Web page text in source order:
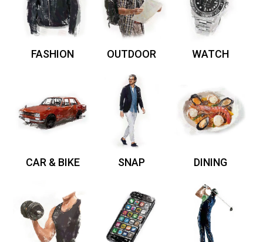
FASHION OUTDOOR WATCH
CAR & BIKE SNAP DINING